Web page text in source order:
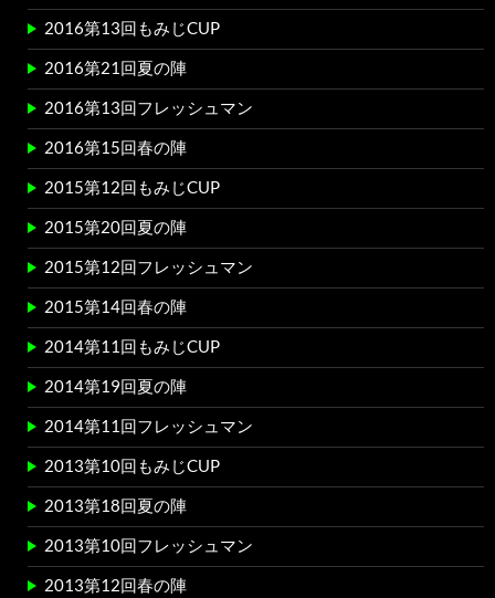
2016第13回もみじCUP
2016第21回夏の陣
2016第13回フレッシュマン
2016第15回春の陣
2015第12回もみじCUP
2015第20回夏の陣
2015第12回フレッシュマン
2015第14回春の陣
2014第11回もみじCUP
2014第19回夏の陣
2014第11回フレッシュマン
2013第10回もみじCUP
2013第18回夏の陣
2013第10回フレッシュマン
2013第12回春の陣